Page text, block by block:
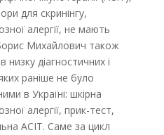
для скринінгу,
алергії, не мають
Михайлович також
діагностичних і
раніше не було
в Україні: шкірна
алергії, прик-тест,
АСІТ. Саме за цикл